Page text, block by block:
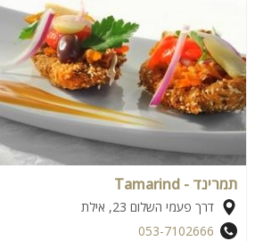
תמרינד - Tamarind
דרך פעמי השלום 23, אילת
053-7102666